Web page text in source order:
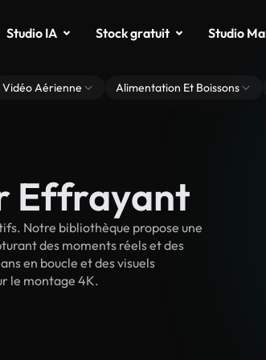
Studio IA Stock gratuit Studio
Vidéo Aérienne Alimentation Et Boissons
Effrayant
Notre bibliothèque propose une
des moments réels et des
en boucle et des visuels
le montage 4K.